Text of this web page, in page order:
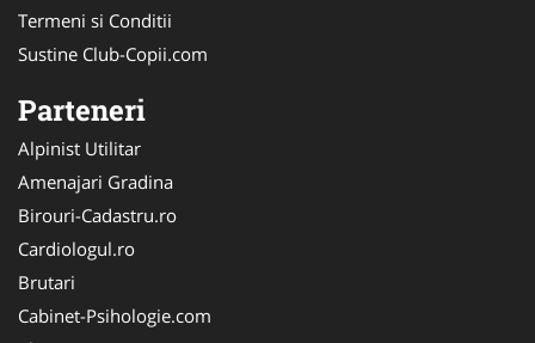
Termeni si Conditii
Sustine Club-Copii.com
Parteneri
Alpinist Utilitar
Amenajari Gradina
Birouri-Cadastru.ro
Cardiologul.ro
Brutari
Cabinet-Psihologie.com